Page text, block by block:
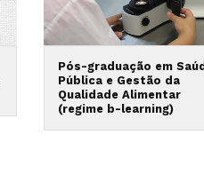
Pós-graduação em
Pública e Gestão da
Qualidade Alimentar
(regime b-learning)